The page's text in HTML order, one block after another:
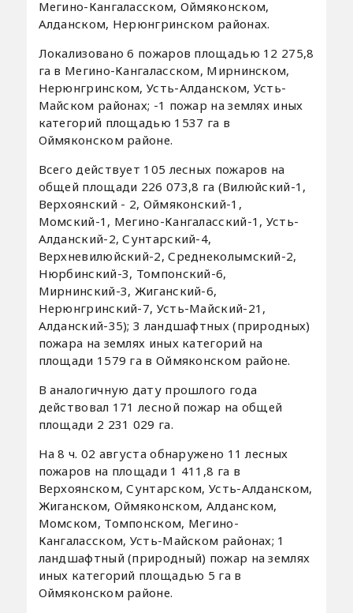
Мегино-Кангаласском, Оймяконском,
Алданском, Нерюнгринском районах.
Локализовано 6 пожаров площадью 12 275,8
га в Мегино-Кангаласском, Мирнинском,
Нерюнгринском, Усть-Алданском, Усть-
Майском районах; -1 пожар на землях иных
категорий площадью 1537 га в
Оймяконском районе.
Всего действует 105 лесных пожаров на
общей площади 226 073,8 га (Вилюйский-1,
Верхоянский - 2, Оймяконский-1,
Момский-1, Мегино-Кангаласский-1, Усть-
Алданский-2, Сунтарский-4,
Верхневилюйский-2, Среднеколымский-2,
Нюрбинский-3, Томпонский-6,
Мирнинский-3, Жиганский-6,
Нерюнгринский-7, Усть-Майский-21,
Алданский-35); 3 ландшафтных (природных)
пожара на землях иных категорий на
площади 1579 га в Оймяконском районе.
В аналогичную дату прошлого года
действовал 171 лесной пожар на общей
площади 2 231 029 га.
На 8 ч. 02 августа обнаружено 11 лесных
пожаров на площади 1 411,8 га в
Верхоянском, Сунтарском, Усть-Алданском,
Жиганском, Оймяконском, Алданском,
Момском, Томпонском, Мегино-
Кангаласском, Усть-Майском районах; 1
ландшафтный (природный) пожар на землях
иных категорий площадью 5 га в
Оймяконском районе.